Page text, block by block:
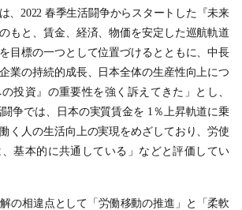
、2022 春季生活闘争からスタートした『未来
もと、賃金、経済、物価を安定した巡航軌道
目標の一つとして位置づけるとともに、中長
業の持続的成長、日本全体の生産性向上につ
投資』の重要性を強く訴えてきた」とし、
闘争では、日本の実質賃金を 1％上昇軌道に乗
く人の生活向上の実現をめざしており、労使
基本的に共通している」などと評価してい
の相違点として「労働移動の推進」と「柔軟